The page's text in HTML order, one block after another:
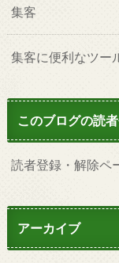
集客
集客に便利なツー
このブログの読
読者登録・解除ペ
アーカイブ